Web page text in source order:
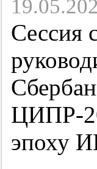
Сессия
ЦИПР-
эпоху